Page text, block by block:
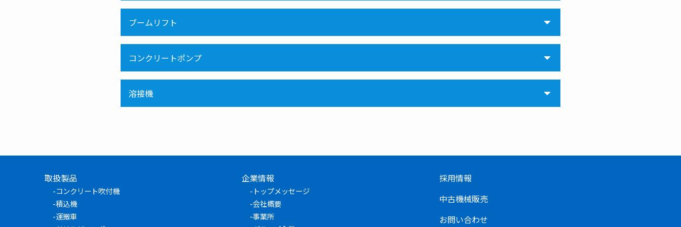
ブームリフト
コンクリートポンプ
溶接機
取扱製品
-コンクリート吹付機
-積込機
-運搬車
企業情報
- トップメッセージ
-会社概要
-事業所
採用情報
中古機械販売
お問い合わせ